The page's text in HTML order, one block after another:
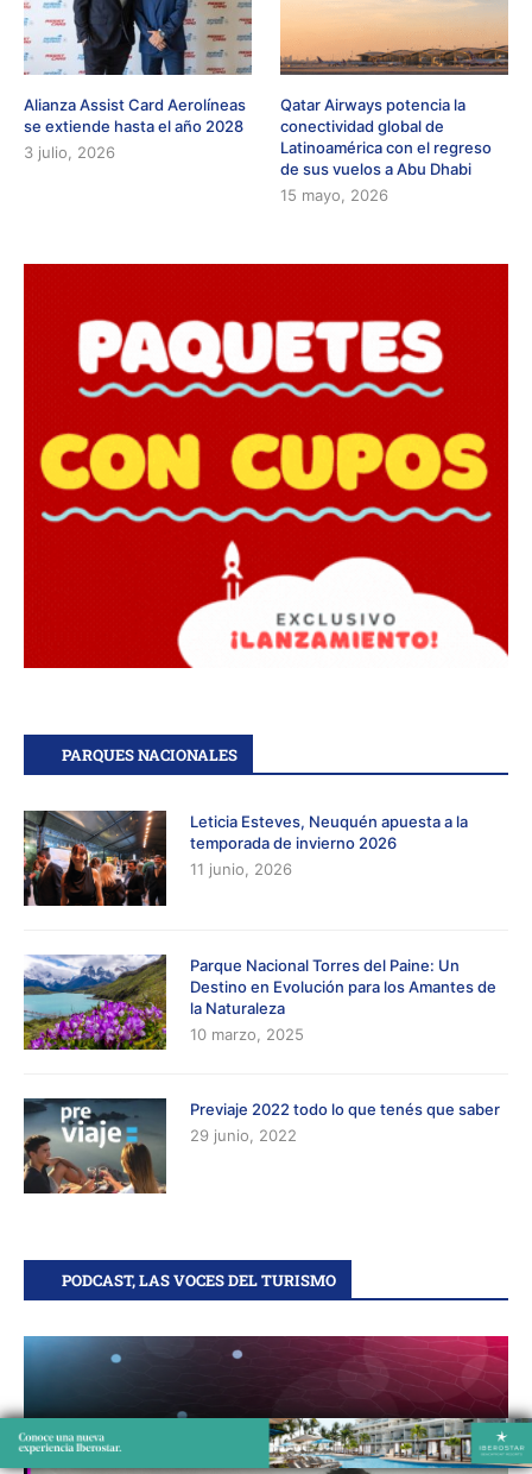
Alianza Assist Card Aerolíneas
se extiende hasta el año 2028
3 julio, 2026
Qatar Airways potencia la
conectividad global de
Latinoamérica con el regreso
de sus vuelos a Abu Dhabi
15 mayo, 2026
PARQUES NACIONALES
Leticia Esteves, Neuquén apuesta a la
temporada de invierno 2026
11 junio, 2026
Parque Nacional Torres del Paine: Un
Destino en Evolución para los Amantes de
la Naturaleza
10 marzo, 2025
Previaje 2022 todo lo que tenés que saber
29 junio, 2022
PODCAST, LAS VOCES DEL TURISMO